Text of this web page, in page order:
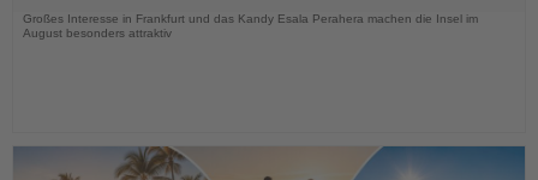
Großes Interesse in Frankfurt und das Kandy Esala Perahera machen die Insel im
August besonders attraktiv